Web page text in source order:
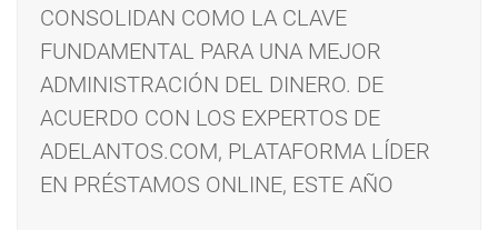
CONSOLIDAN COMO LA CLAVE
FUNDAMENTAL PARA UNA MEJOR
ADMINISTRACIÓN DEL DINERO. DE
ACUERDO CON LOS EXPERTOS DE
ADELANTOS.COM, PLATAFORMA LÍDER
EN PRÉSTAMOS ONLINE, ESTE AÑO